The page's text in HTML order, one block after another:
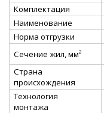
Комплектация
Наименование
Норма отгрузки
Сечение жил, мм²
Страна
происхождения
Технология
монтажа